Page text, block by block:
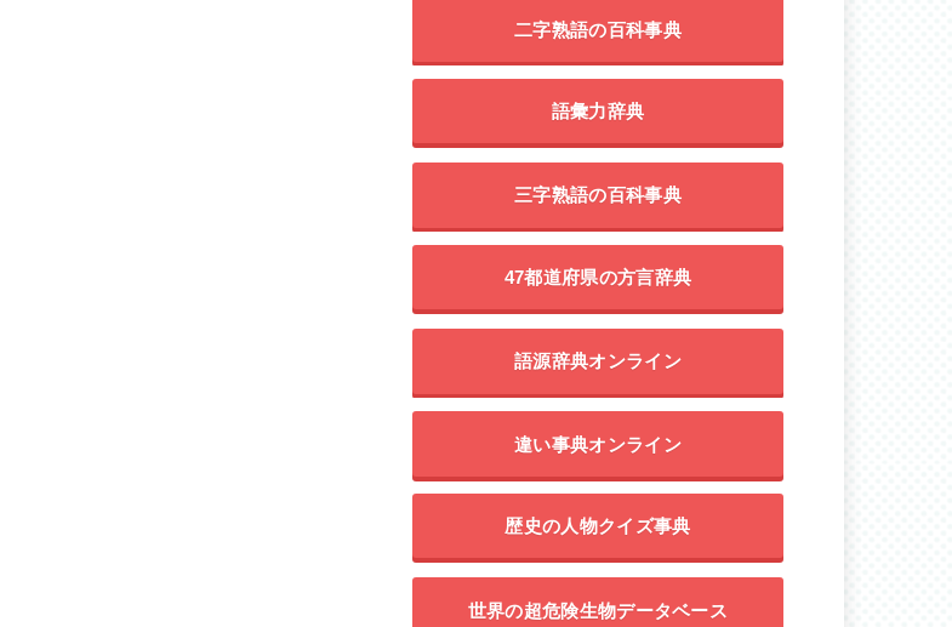
二字熟語の百科事典
語彙力辞典
三字熟語の百科事典
47都道府県の方言辞典
語源辞典オンライン
違い事典オンライン
歴史の人物クイズ事典
世界の超危険生物データベース